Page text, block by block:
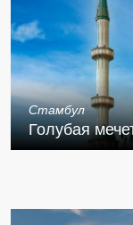
Стамбул
Голубая